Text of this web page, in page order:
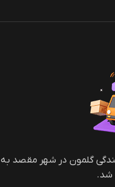
3 ساعت از نمایندگی گلمون در شهر مقصد به
شد.